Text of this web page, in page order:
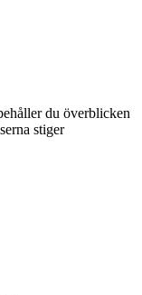
du överblicken
stiger